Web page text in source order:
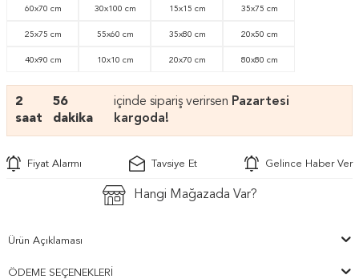
60x70 cm 30x100 cm 15x15 cm 35x75 cm
25x75 cm 55x60 cm 35x80 cm 20x50 cm
40x90 cm 10x10 cm 20x70 cm 80x80 cm
2
saat
56
dakika
içinde sipariş verirsen Pazartesi
kargoda!
Fiyat Alarmı Tavsiye Et Gelince Haber Ver
Hangi Mağazada Var?
Ürün Açıklaması
ÖDEME SEÇENEKLERI